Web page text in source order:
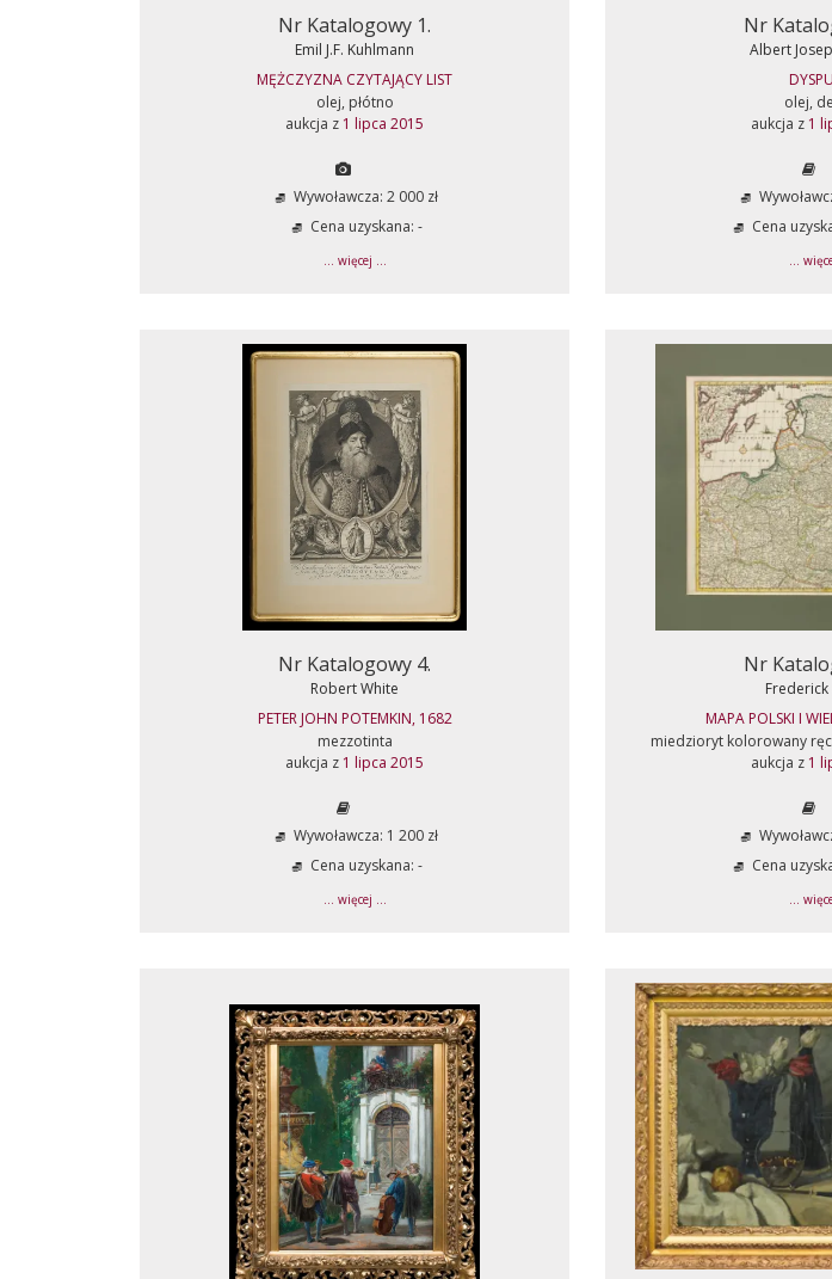
Nr Katalogowy 1.
Emil J.F. Kuhlmann
MĘŻCZYZNA CZYTAJĄCY LIST
olej, płótno
aukcja z 1 lipca 2015
Wywoławcza: 2 000 zł
Cena uzyskana: -
... więcej ...
Nr
Albert
olej,
aukcja z 1
Cena
...
Nr Katalogowy 4.
Robert White
PETER JOHN POTEMKIN, 1682
mezzotinta
aukcja z 1 lipca 2015
Wywoławcza: 1 200 zł
Cena uzyskana: -
... więcej ...
Nr
MAPA POLSKI I
miedzioryt kolorowany
aukcja z 1
Cena
...